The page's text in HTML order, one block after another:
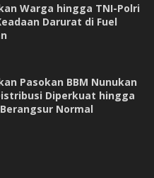
Warga hingga TNI-Polri
Darurat di Fuel
Pasokan BBM Nunukan
Diperkuat hingga
Normal